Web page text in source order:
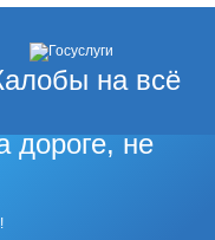
на всё
дороге, не